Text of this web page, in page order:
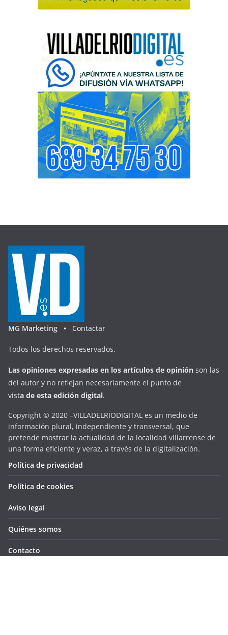
MG Marketing • Contactar
Todos los derechos reservados.
Las opiniones expresadas en los artículos de opinión son las
del autor y no reflejan necesariamente el punto de
vista de esta edición digital.
Copyright © 2020 –VILLADELRIODIGITAL es un medio de
información plural, independiente y transversal, que
pretende mostrar la actualidad de la localidad villarrense de
una forma eficiente y veraz, a través de la digitalización.
Política de privacidad
Política de cookies
Aviso legal
Quiénes somos
Contacto